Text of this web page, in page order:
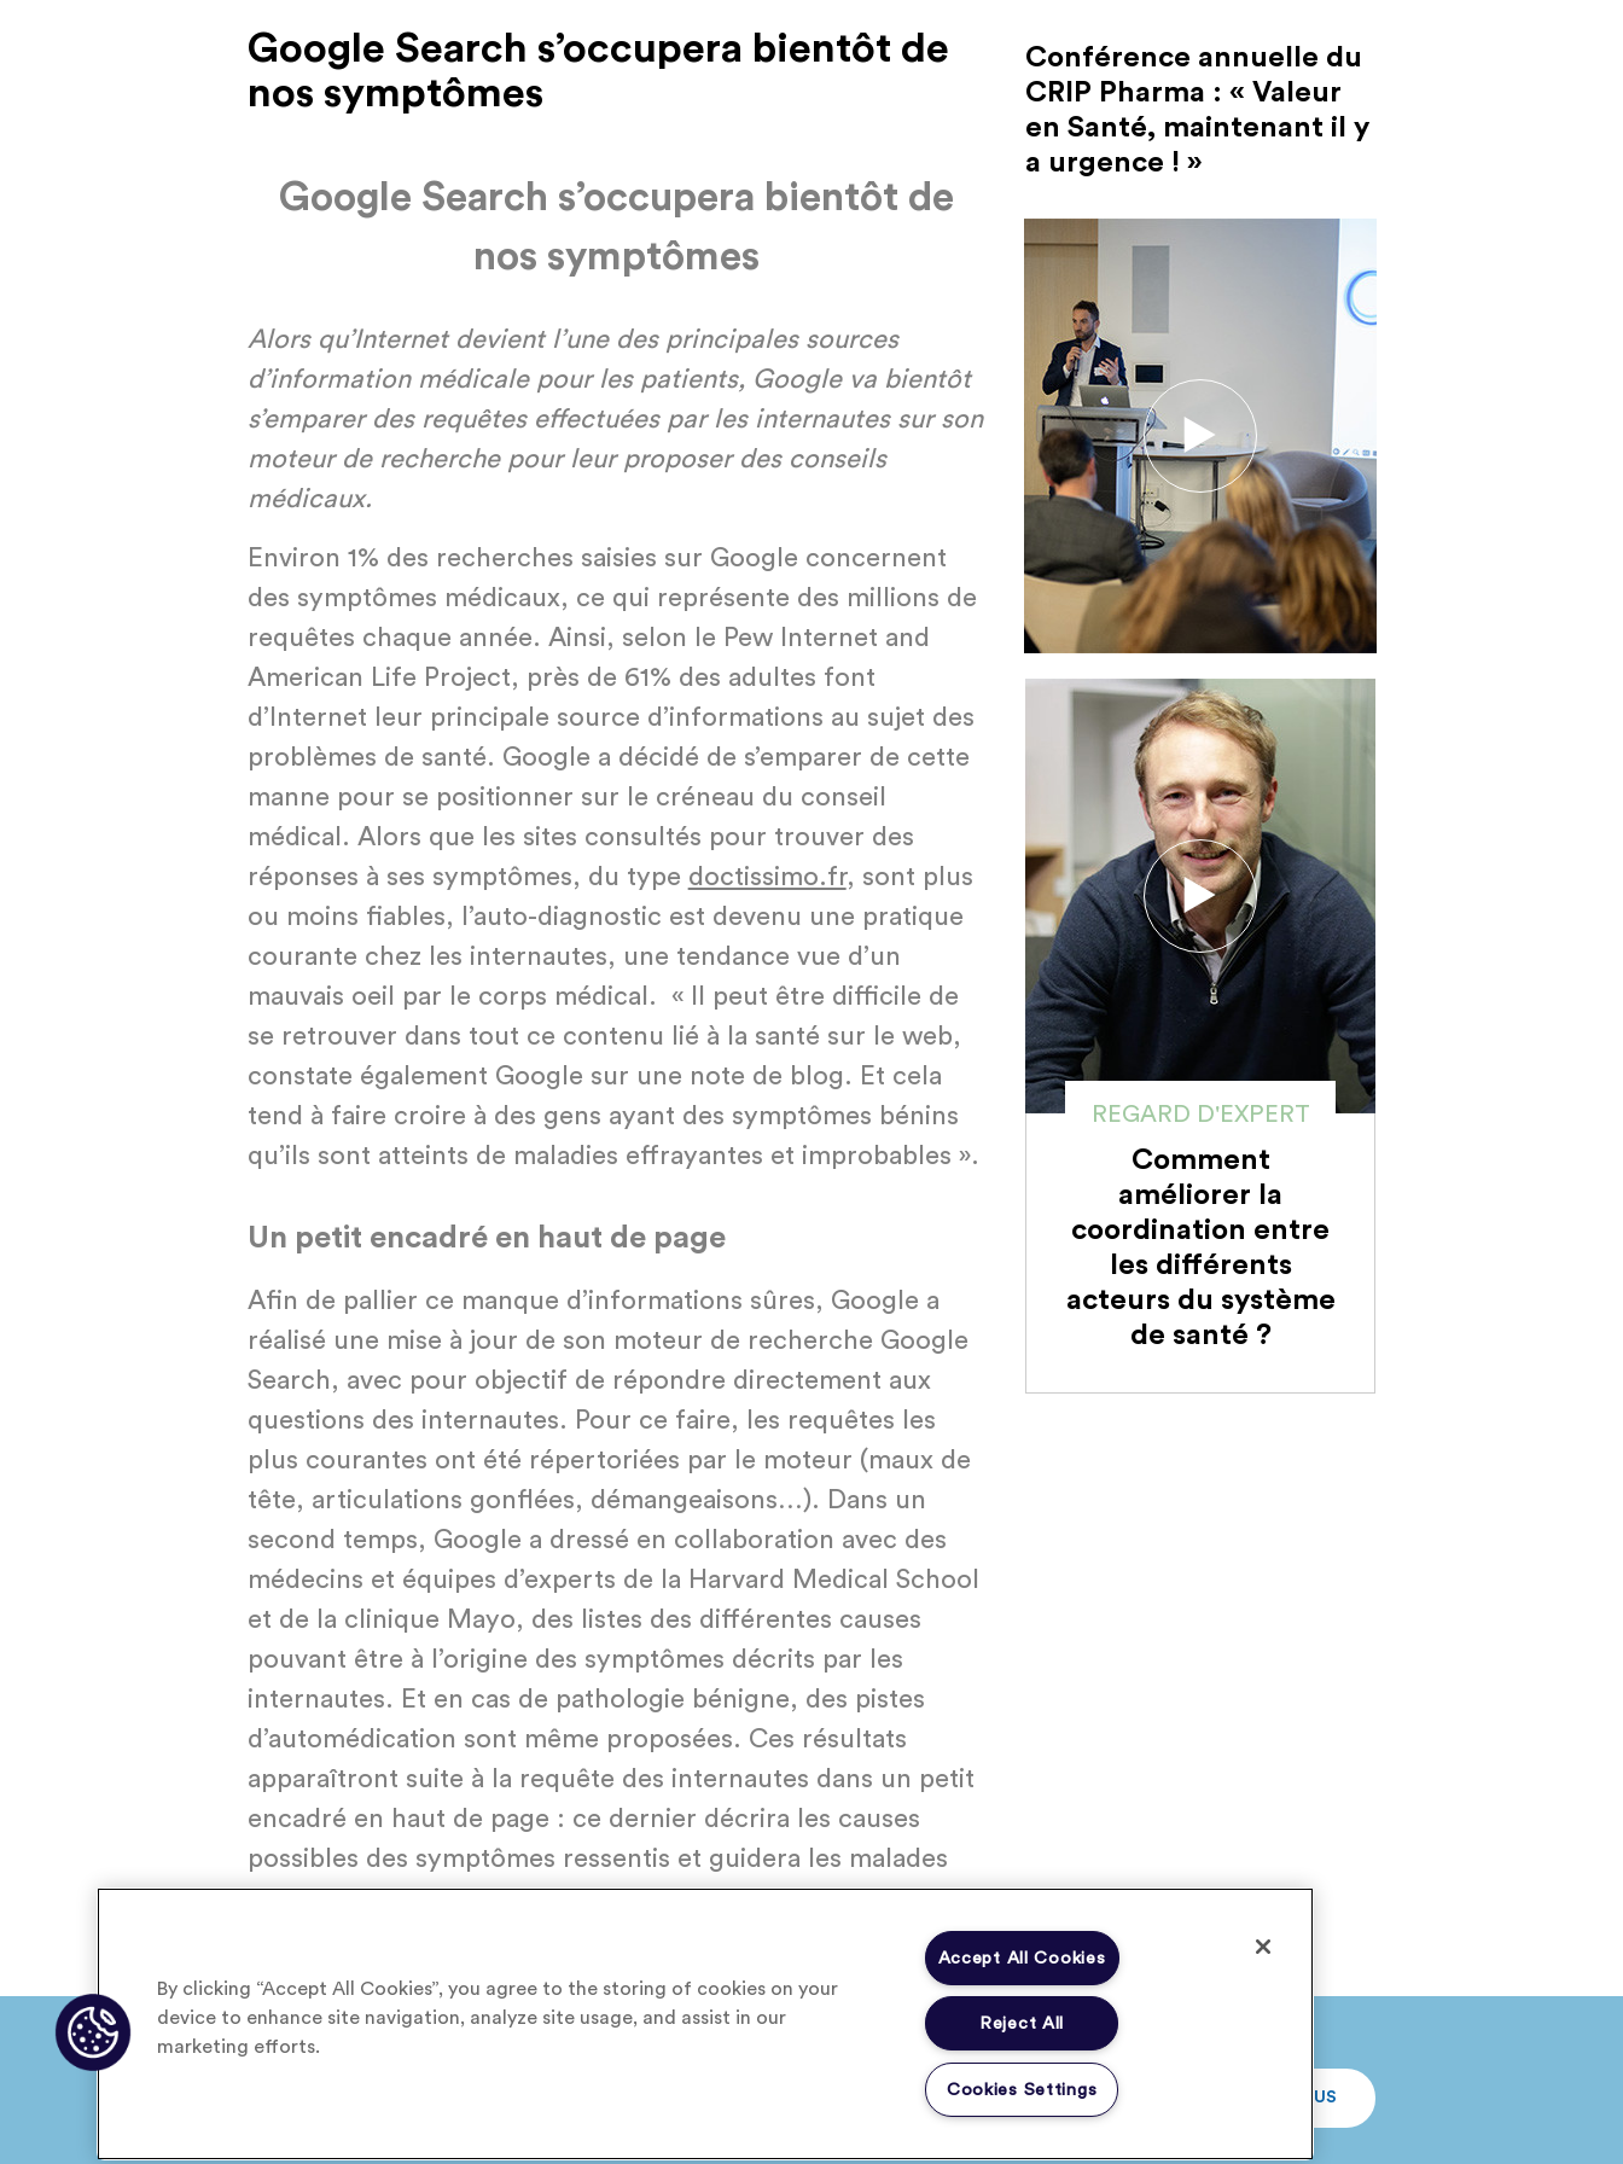
Google Search s’occupera bientôt de
nos symptômes
Google Search s’occupera bientôt de
nos symptômes
Alors qu’Internet devient l’une des principales sources
d’information médicale pour les patients, Google va bientôt
s’emparer des requêtes effectuées par les internautes sur son
moteur de recherche pour leur proposer des conseils
médicaux.
Environ 1% des recherches saisies sur Google concernent
des symptômes médicaux, ce qui représente des millions de
requêtes chaque année. Ainsi, selon le Pew Internet and
American Life Project, près de 61% des adultes font
d’Internet leur principale source d’informations au sujet des
problèmes de santé. Google a décidé de s’emparer de cette
manne pour se positionner sur le créneau du conseil
médical. Alors que les sites consultés pour trouver des
réponses à ses symptômes, du type doctissimo.fr, sont plus
ou moins fiables, l’auto-diagnostic est devenu une pratique
courante chez les internautes, une tendance vue d’un
mauvais oeil par le corps médical. « Il peut être difficile de
se retrouver dans tout ce contenu lié à la santé sur le web,
constate également Google sur une note de blog. Et cela
tend à faire croire à des gens ayant des symptômes bénins
qu’ils sont atteints de maladies effrayantes et improbables ».
Un petit encadré en haut de page
Afin de pallier ce manque d’informations sûres, Google a
réalisé une mise à jour de son moteur de recherche Google
Search, avec pour objectif de répondre directement aux
questions des internautes. Pour ce faire, les requêtes les
plus courantes ont été répertoriées par le moteur (maux de
tête, articulations gonflées, démangeaisons…). Dans un
second temps, Google a dressé en collaboration avec des
médecins et équipes d’experts de la Harvard Medical School
et de la clinique Mayo, des listes des différentes causes
pouvant être à l’origine des symptômes décrits par les
internautes. Et en cas de pathologie bénigne, des pistes
d’automédication sont même proposées. Ces résultats
apparaîtront suite à la requête des internautes dans un petit
encadré en haut de page : ce dernier décrira les causes
possibles des symptômes ressentis et guidera les malades
vers des solutions, comme la consultation d’un médecin.
Conférence annuelle du
CRIP Pharma : « Valeur
en Santé, maintenant il y
a urgence ! »
REGARD D'EXPERT
Comment
améliorer la
coordination entre
les différents
acteurs du système
de santé ?
CONTACTEZ-NOUS
By clicking “Accept All Cookies”, you agree to the storing of cookies on your
device to enhance site navigation, analyze site usage, and assist in our
marketing efforts.
Accept All Cookies
Reject All
Cookies Settings